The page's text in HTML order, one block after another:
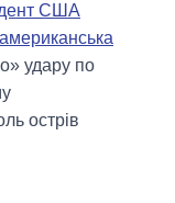
США
удару по
острів